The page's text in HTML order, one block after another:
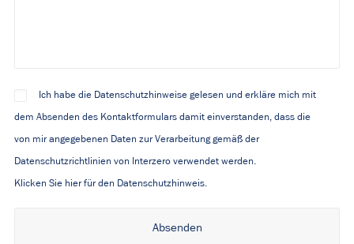
Ich habe die Datenschutzhinweise gelesen und erkläre mich mit
dem Absenden des Kontaktformulars damit einverstanden, dass die
von mir angegebenen Daten zur Verarbeitung gemäß der
Datenschutzrichtlinien von Interzero verwendet werden.
Klicken Sie hier für den Datenschutzhinweis.